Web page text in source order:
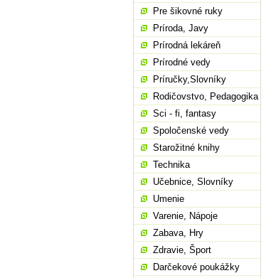
Pre šikovné ruky
Príroda, Javy
Prírodná lekáreň
Prírodné vedy
Príručky,Slovníky
Rodičovstvo, Pedagogika
Sci - fi, fantasy
Spoločenské vedy
Starožitné knihy
Technika
Učebnice, Slovníky
Umenie
Varenie, Nápoje
Zabava, Hry
Zdravie, Šport
Darčekové poukážky